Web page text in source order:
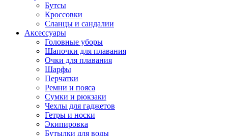
Бутсы
Кроссовки
Сланцы и сандалии
Аксессуары
Головные уборы
Шапочки для плавания
Очки для плавания
Шарфы
Перчатки
Ремни и пояса
Сумки и рюкзаки
Чехлы для гаджетов
Гетры и носки
Экипировка
Бутылки для воды